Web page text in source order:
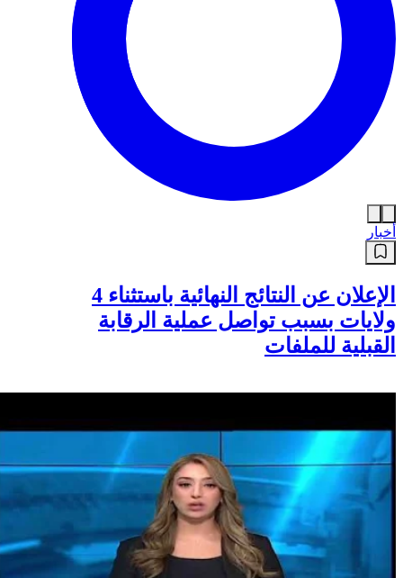
أخبار
الإعلان عن النتائج النهائية باستثناء 4
ولايات بسبب تواصل عملية الرقابة
القبلية للملفات